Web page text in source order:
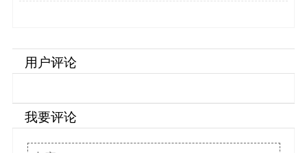
用户评论
我要评论